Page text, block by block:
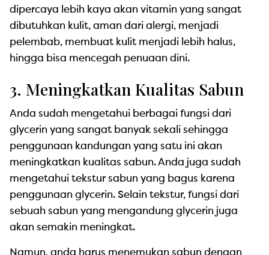
dipercaya lebih kaya akan vitamin yang sangat
dibutuhkan kulit, aman dari alergi, menjadi
pelembab, membuat kulit menjadi lebih halus,
hingga bisa mencegah penuaan dini.
3. Meningkatkan Kualitas Sabun
Anda sudah mengetahui berbagai fungsi dari
glycerin yang sangat banyak sekali sehingga
penggunaan kandungan yang satu ini akan
meningkatkan kualitas sabun. Anda juga sudah
mengetahui tekstur sabun yang bagus karena
penggunaan glycerin. Selain tekstur, fungsi dari
sebuah sabun yang mengandung glycerin juga
akan semakin meningkat.
Namun, anda harus menemukan sabun dengan